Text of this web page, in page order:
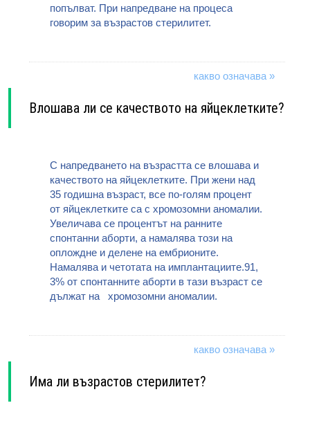
попълват. При напредване на процеса
говорим за възрастов стерилитет.
какво означава »
Влошава ли се качеството на яйцеклетките?
С напредването на възрастта се влошава и
качеството на яйцеклетките. При жени над
35 годишна възраст, все по-голям процент
от яйцеклетките са с хромозомни аномалии.
Увеличава се процентът на ранните
спонтанни аборти, а намалява този на
оплождне и делене на ембрионите.
Намалява и четотата на имплантациите.91,
3% от спонтанните аборти в тази възраст се
дължат на хромозомни аномалии.
какво означава »
Има ли възрастов стерилитет?